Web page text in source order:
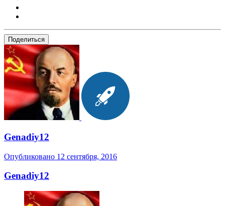
Поделиться
Genadiy12
Опубликовано 12 сентября, 2016
Genadiy12